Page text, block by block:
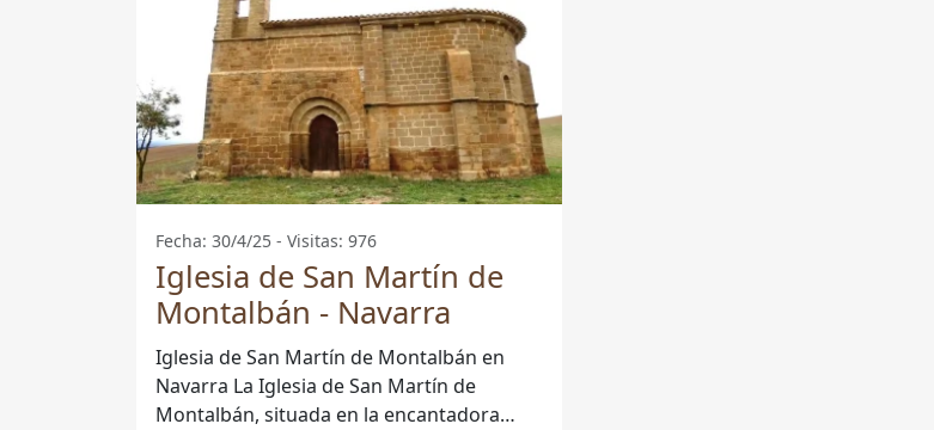
Fecha: 30/4/25 - Visitas: 976
Iglesia de San Martín de
Montalbán - Navarra
Iglesia de San Martín de Montalbán en
Navarra La Iglesia de San Martín de
Montalbán, situada en la encantadora